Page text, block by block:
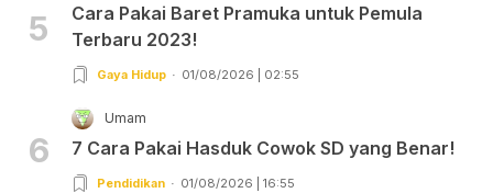
5
Cara Pakai Baret Pramuka untuk Pemula
Terbaru 2023!
Gaya Hidup 01/08/2026 | 02:55
6
Umam
7 Cara Pakai Hasduk Cowok SD yang Benar!
Pendidikan 01/08/2026 | 16:55